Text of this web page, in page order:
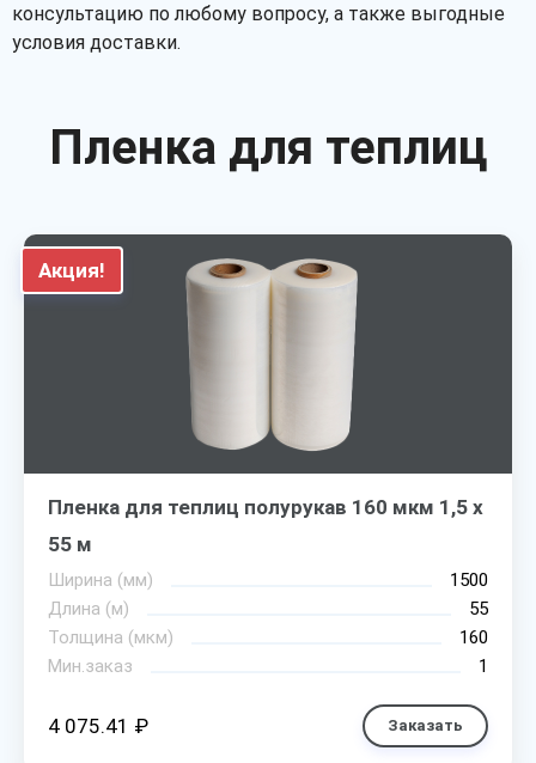
консультацию по любому вопросу, а также выгодные
условия доставки.
Пленка для теплиц
Акция!
Пленка для теплиц полурукав 160 мкм 1,5 х
55 м
Ширина (мм)
1500
Длина (м)
55
Толщина (мкм)
160
Мин.заказ
1
4 075.41 ₽ Заказать